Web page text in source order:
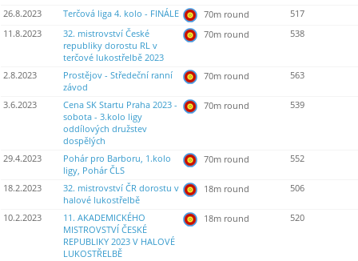
26.8.2023 Terčová liga 4. kolo - FINÁLE 70m round
517
11.8.2023
32. mistrovství České
republiky dorostu RL v
terčové lukostřelbě 2023
70m round 538
2.8.2023
Prostějov - Středeční ranní
závod
70m round 563
3.6.2023
Cena SK Startu Praha 2023 -
sobota - 3.kolo ligy
oddílových družstev
dospělých
70m round 539
29.4.2023
Pohár pro Barboru, 1.kolo
ligy, Pohár ČLS
70m round 552
18.2.2023
32. mistrovství ČR dorostu v
halové lukostřelbě
18m round 506
10.2.2023
11. AKADEMICKÉHO
MISTROVSTVÍ ČESKÉ
REPUBLIKY 2023 V HALOVÉ
LUKOSTŘELBĚ
18m round 520